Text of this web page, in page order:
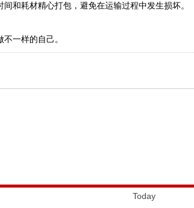
和耗材精心打包，避免在运输过程中发生损坏。
一样的自己。
Today